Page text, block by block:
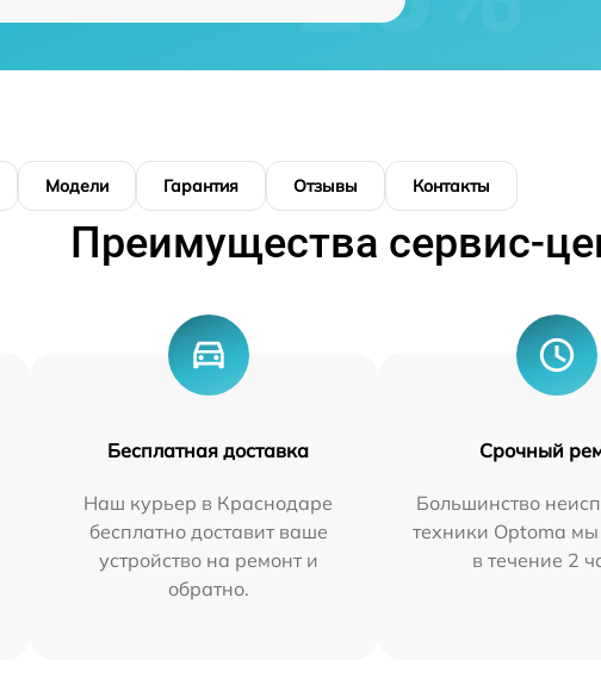
Модели Гарантия Отзывы Контакты
Преимущества сервис-
Бесплатная доставка
Наш курьер в Краснодаре
бесплатно доставит ваше
устройство на ремонт и
обратно.
Срочный
Большинство
техники Optoma
в течение 2